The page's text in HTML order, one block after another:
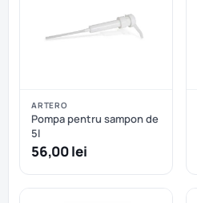
ARTERO
Pompa pentru sampon de
5l
56,00 lei